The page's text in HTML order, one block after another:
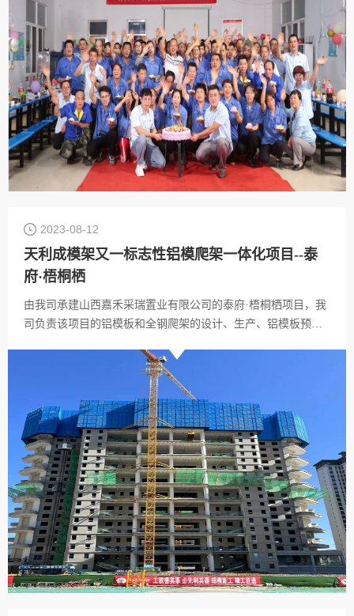
2023-08-12
天利成模架又一标志性铝模爬架一体化项目--泰
府·梧桐栖
由我司承建山西嘉禾采瑞置业有限公司的泰府·梧桐栖项目，我
司负责该项目的铝模板和全钢爬架的设计、生产、铝模板预拼
西省霍州市霍东新城，是第四代住宅建筑，项目奇偶层设计标
准层高3.15米，错层6.3米，高度24+1层。建筑外形错落有序，
内部格局实现家家有园林户户有庭院。因其户型特殊，在生产
技术上，圆柱铝模板采用一体成型型材，这是我司在技术上又
一突破。